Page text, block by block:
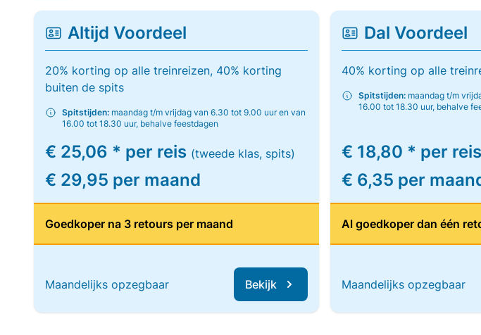
Altijd Voordeel
20% korting op alle treinreizen, 40% korting
buiten de spits
Spitstijden: maandag t/m vrijdag van 6.30 tot 9.00 uur en van
16.00 tot 18.30 uur, behalve feestdagen
€ 25,06 * per reis (tweede klas, spits)
€ 29,95 per maand
Goedkoper na 3 retours per maand
Maandelijks opzegbaar Bekijk
Dal Voordeel
40% korting op alle
Spitstijden: maandag t/m
16.00 tot 18.30 uur, behalve
€ 18,80 * per reis
€ 6,35 per
Al goedkoper dan één
Maandelijks opzegbaar